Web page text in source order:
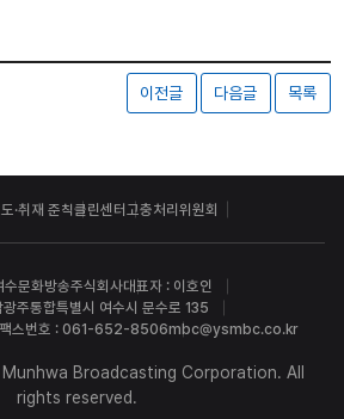
이전글 다음글 목록
·취재 준칙클린센터 고충처리위원회
수문화방송주식회사대표자 : 이호인
주통합특별시 여수시 문수로 135
스번호 : 061-652-8506mbc@ysmbc.co.kr
Broadcasting Corporation. All
rights reserved.